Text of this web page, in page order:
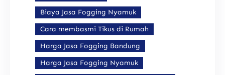
Biaya Jasa Fogging Nyamuk
Cara membasmi Tikus di Rumah
Harga Jasa Fogging Bandung
Harga Jasa Fogging Nyamuk